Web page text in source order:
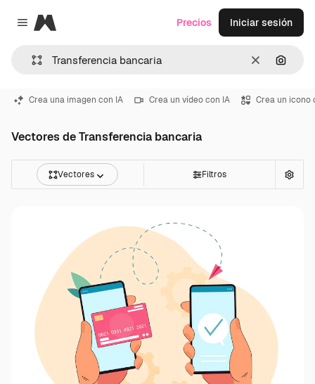
Close menu
Magnific
Borrar
Precios Iniciar sesión
Crea una imagen con IA Crea un vídeo con IA Crea un icono
Vectores de Transferencia bancaria
Vectores Filtros